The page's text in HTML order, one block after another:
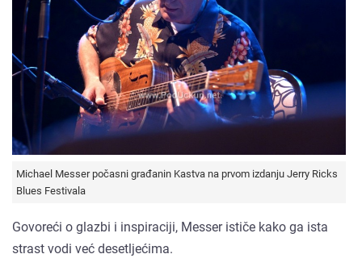
Michael Messer počasni građanin Kastva na prvom izdanju Jerry Ricks
Blues Festivala
Govoreći o glazbi i inspiraciji, Messer ističe kako ga ista
strast vodi već desetljećima.